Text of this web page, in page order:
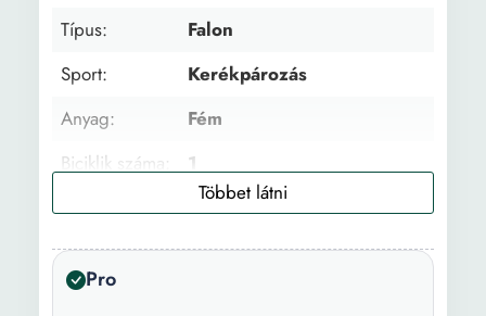
Típus:
Falon
Sport:
Kerékpározás
Anyag:
Fém
Biciklik száma:
1
Szín:
Fekete Ezüstszín
Magasság:
11 cm
Hosszúság:
Pro